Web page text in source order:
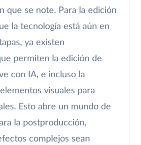
que se note. Para la edición
la tecnología está aún en
ya existen
permiten la edición de
con IA, e incluso la
visuales para
Esto abre un mundo de
la postproducción,
complejos sean